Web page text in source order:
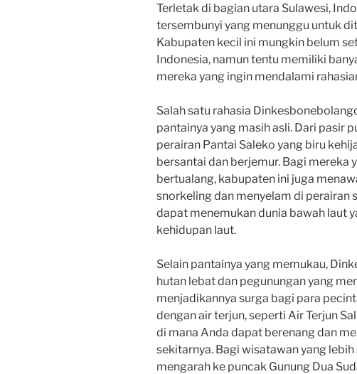
Terletak di bagian utara Sulawesi,
tersembunyi yang menunggu untuk
Kabupaten kecil ini mungkin belum
Indonesia, namun tentu memiliki
mereka yang ingin mendalami
Salah satu rahasia
pantainya yang masih asli. Dari pasir
perairan Pantai Saleko yang biru
bersantai dan berjemur. Bagi mereka
bertualang, kabupaten ini juga
snorkeling dan menyelam di perairan
dapat menemukan dunia bawah laut
kehidupan laut.
Selain pantainya yang memukau,
hutan lebat dan pegunungan yang
menjadikannya surga bagi para
dengan air terjun, seperti Air Terjun
di mana Anda dapat berenang dan
sekitarnya. Bagi wisatawan yang
mengarah ke puncak Gunung Dua